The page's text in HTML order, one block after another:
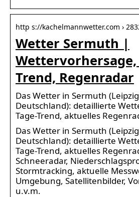
http s://kachelmannwetter.com ›
Wetter Sermuth |
Wettervorhersage,
Trend, Regenradar
Das Wetter in Sermuth
Deutschland): detaillierte
Tage-Trend, aktuelles
Das Wetter in Sermuth
Deutschland): detaillierte
Tage-Trend, aktuelles
Schneeradar,
Stormtracking, aktuelle
Umgebung, Satellitenbilder,
u.v.m.